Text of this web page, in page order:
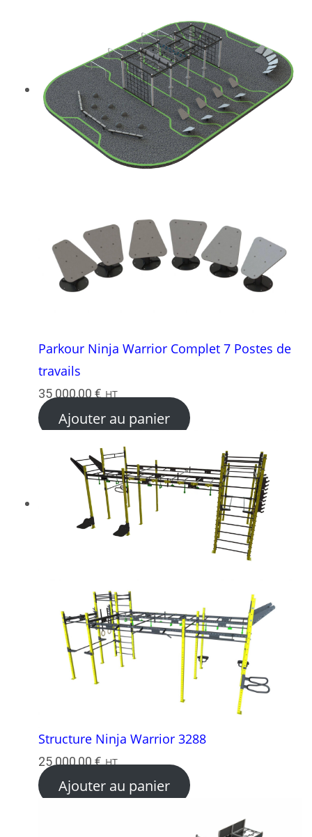
Parkour Ninja Warrior Complet 7 Postes de
travails
35 000,00€ HT
Ajouter au panier
Structure Ninja Warrior 3288
25 000,00€ HT
Ajouter au panier